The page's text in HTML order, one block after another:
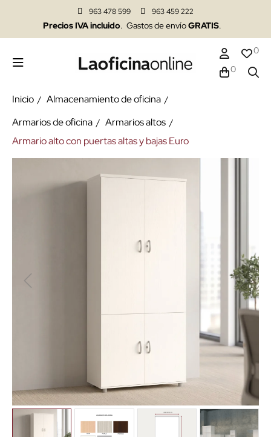
963 478 599 963 459 222
Precios IVA incluido. Gastos de envíoGRATIS.
0
0
Inicio
Almacenamiento de oficina
Armarios de oficina
Armarios altos
Armario alto con puertas altas y bajas Euro